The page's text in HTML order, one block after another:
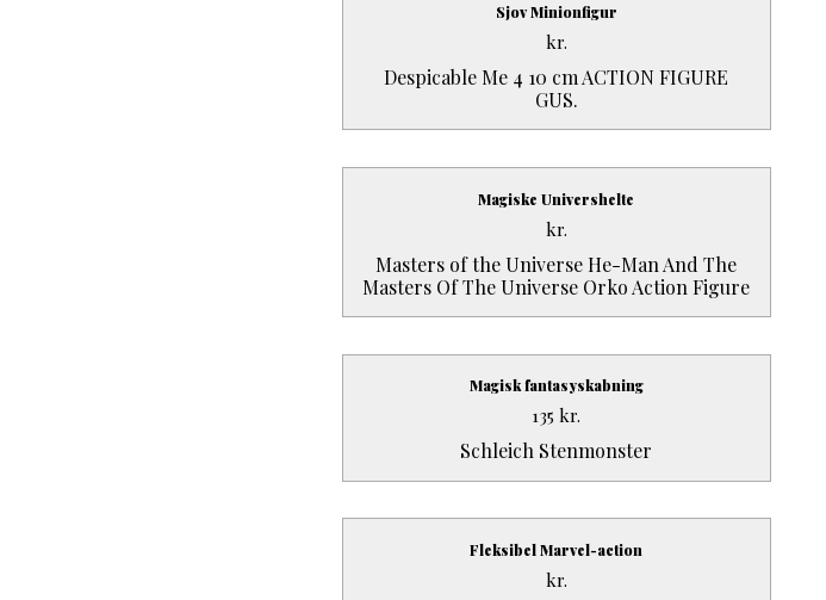
Sjov Minionfigur
Despicable Me 4 10 cm ACTION FIGURE
GUS.
kr.
Magiske Univershelte
Masters of the Universe He-Man And The
Masters Of The Universe Orko Action Figure
kr.
Magisk fantasyskabning
Schleich Stenmonster
135 kr.
Fleksibel Marvel-action
kr.